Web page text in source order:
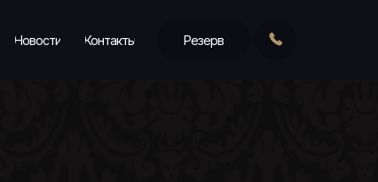
Резерв
Контакты
Новости